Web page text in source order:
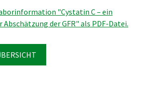
"Cystatin C – ein
der GFR" als PDF-Datei.